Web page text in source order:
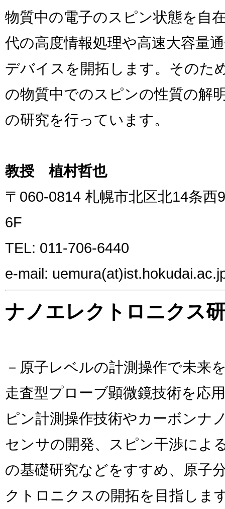
物質中の電子のスピン状態を自
代の高度情報処理や高速大容量
デバイスを開拓します。そのた
の物質中でのスピンの性質の解
の研究を行っています。
教授 植村哲也
〒060-0814 札幌市北区北14条
6F
TEL: 011-706-6440
e-mail:
ナノエレクトロニクス
－原子レベルの計測操作で未来
走査型プローブ顕微鏡技術を応
ピン計測操作技術やカーボンナ
センサの開発、スピン干渉によ
の基礎研究などをすすめ、原子
クトロニクスの開拓を目指しま